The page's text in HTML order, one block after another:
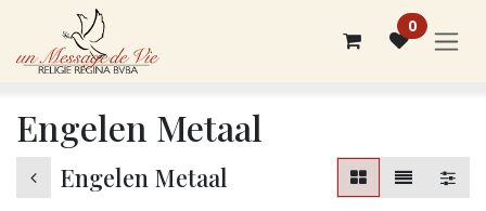
Overslaan naar inhoud
0
Engelen Metaal
Engelen Metaal